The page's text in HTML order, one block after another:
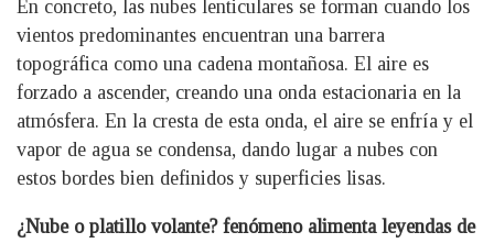
En concreto, las nubes lenticulares se forman cuando los
vientos predominantes encuentran una barrera
topográfica como una cadena montañosa. El aire es
forzado a ascender, creando una onda estacionaria en la
atmósfera. En la cresta de esta onda, el aire se enfría y el
vapor de agua se condensa, dando lugar a nubes con
estos bordes bien definidos y superficies lisas.
¿Nube o platillo volante? fenómeno alimenta leyendas de